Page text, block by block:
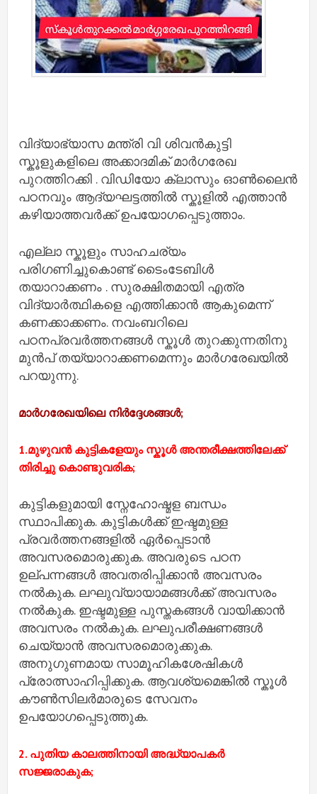
വിദ്യാഭ്യാസ മന്ത്രി വി ശിവന്‍കുട്ടി
സ്കൂളുകളിലെ അക്കാദമിക് മാര്‍ഗരേഖ
പുറത്തിറക്കി . വിഡിയോ ക്ലാസും ഓണ്‍ലൈന്‍
പഠനവും ആദ്യഘട്ടത്തില്‍ സ്കൂളില്‍ എത്താന്‍
കഴിയാത്തവര്‍ക്ക് ഉപയോഗപ്പെടുത്താം.
എല്ലാ സ്കൂളും സാഹചര്യം
പരിഗണിച്ചുകൊണ്ട് ടൈംടേബിള്‍
തയാറാക്കണം . സുരക്ഷിതമായി എത്ര
വിദ്യാർത്ഥികളെ എത്തിക്കാന്‍ ആകുമെന്ന്
കണക്കാക്കണം. നവംബറിലെ
പഠനപ്രവര്‍ത്തനങ്ങള്‍ സ്കൂള്‍ തുറക്കുന്നതിനു
മുൻപ് തയ്യാറാക്കണമെന്നും മാര്‍ഗരേഖയില്‍
പറയുന്നു.
മാര്‍ഗരേഖയിലെ നിര്‍ദ്ദേശങ്ങള്‍;
1.മുഴുവന്‍ കുട്ടികളേയും സ്കൂള്‍ അന്തരീക്ഷത്തിലേക്ക്
തിരിച്ചു കൊണ്ടുവരിക;
കുട്ടികളുമായി സ്നേഹോഷ്മള ബന്ധം
സ്ഥാപിക്കുക. കുട്ടികള്‍ക്ക് ഇഷ്ടമുള്ള
പ്രവര്‍ത്തനങ്ങളില്‍ ഏര്‍പ്പെടാന്‍
അവസരമൊരുക്കുക. അവരുടെ പഠന
ഉല്പന്നങ്ങള്‍ അവതരിപ്പിക്കാന്‍ അവസരം
നല്‍കുക. ലഘുവ്യായാമങ്ങള്‍ക്ക് അവസരം
നല്‍കുക. ഇഷ്ടമുള്ള പുസ്തകങ്ങള്‍ വായിക്കാന്‍
അവസരം നല്‍കുക. ലഘുപരീക്ഷണങ്ങള്‍
ചെയ്യാന്‍ അവസരമൊരുക്കുക.
അനുഗുണമായ സാമൂഹികശേഷികള്‍
പ്രോത്സാഹിപ്പിക്കുക. ആവശ്യമെങ്കില്‍ സ്കൂള്‍
കൗണ്‍സിലര്‍മാരുടെ സേവനം
ഉപയോഗപ്പെടുത്തുക.
2. പുതിയ കാലത്തിനായി അദ്ധ്യാപകര്‍
സജ്ജരാകുക;